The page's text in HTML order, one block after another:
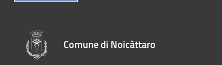
Comune di Noicàttaro